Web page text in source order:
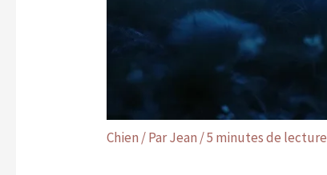
Chien / ParJean /5 minutes de lecture